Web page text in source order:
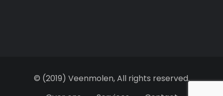
© (2019) Veenmolen, All rights reserved.